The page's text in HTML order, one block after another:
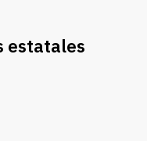
estatales